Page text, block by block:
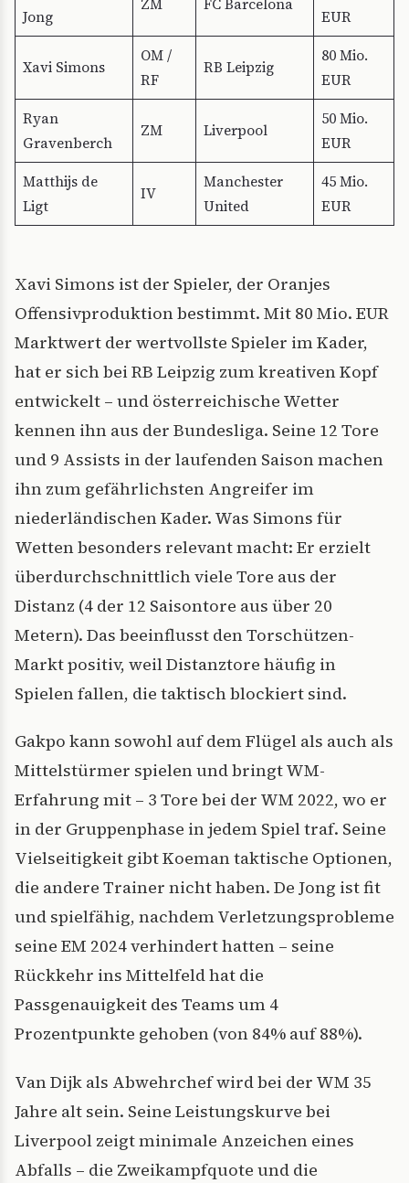
Jong
ZM FC Barcelona
EUR
Xavi Simons
OM /
RF
RB Leipzig
80 Mio.
EUR
Ryan
Gravenberch
ZM Liverpool
50 Mio.
EUR
Matthijs de
Ligt
IV
Manchester
United
45 Mio.
EUR
Xavi Simons ist der Spieler, der Oranjes
Offensivproduktion bestimmt. Mit 80 Mio. EUR
Marktwert der wertvollste Spieler im Kader,
hat er sich bei RB Leipzig zum kreativen Kopf
entwickelt – und österreichische Wetter
kennen ihn aus der Bundesliga. Seine 12 Tore
und 9 Assists in der laufenden Saison machen
ihn zum gefährlichsten Angreifer im
niederländischen Kader. Was Simons für
Wetten besonders relevant macht: Er erzielt
überdurchschnittlich viele Tore aus der
Distanz (4 der 12 Saisontore aus über 20
Metern). Das beeinflusst den Torschützen-
Markt positiv, weil Distanztore häufig in
Spielen fallen, die taktisch blockiert sind.
Gakpo kann sowohl auf dem Flügel als auch als
Mittelstürmer spielen und bringt WM-
Erfahrung mit – 3 Tore bei der WM 2022, wo er
in der Gruppenphase in jedem Spiel traf. Seine
Vielseitigkeit gibt Koeman taktische Optionen,
die andere Trainer nicht haben. De Jong ist fit
und spielfähig, nachdem Verletzungsprobleme
seine EM 2024 verhindert hatten – seine
Rückkehr ins Mittelfeld hat die
Passgenauigkeit des Teams um 4
Prozentpunkte gehoben (von 84% auf 88%).
Van Dijk als Abwehrchef wird bei der WM 35
Jahre alt sein. Seine Leistungskurve bei
Liverpool zeigt minimale Anzeichen eines
Abfalls – die Zweikampfquote und die